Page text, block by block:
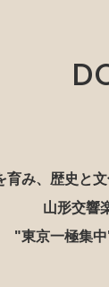
育み、歴史と
山形交響
"東京一極集